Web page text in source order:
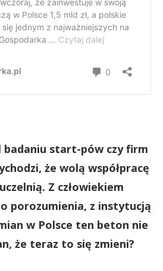
badaniu start-pów czy firm
że wolą współpracę
Z człowiekiem
porozumienia, z instytucją
w Polsce ten beton nie
że teraz to się zmieni?